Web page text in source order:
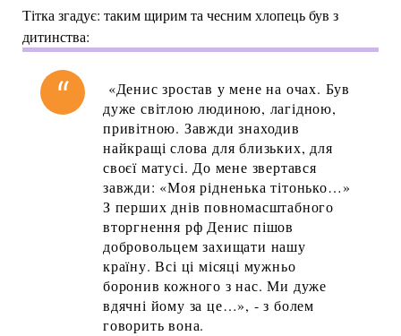
Тітка згадує: таким щирим та чесним хлопець був з
дитинства:
«Денис зростав у мене на очах. Був
дуже світлою людиною, лагідною,
привітною. Завжди знаходив
найкращі слова для близьких, для
своєї матусі. До мене звертався
завжди: «Моя рідненька тітонько…»
З перших днів повномасштабного
вторгнення рф Денис пішов
добровольцем захищати нашу
країну. Всі ці місяці мужньо
боронив кожного з нас. Ми дуже
вдячні йому за це…», - з болем
говорить вона.